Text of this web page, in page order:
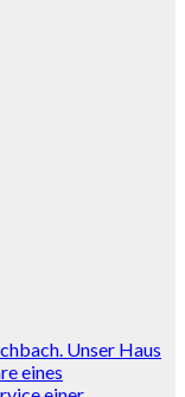
Unser Haus
eines